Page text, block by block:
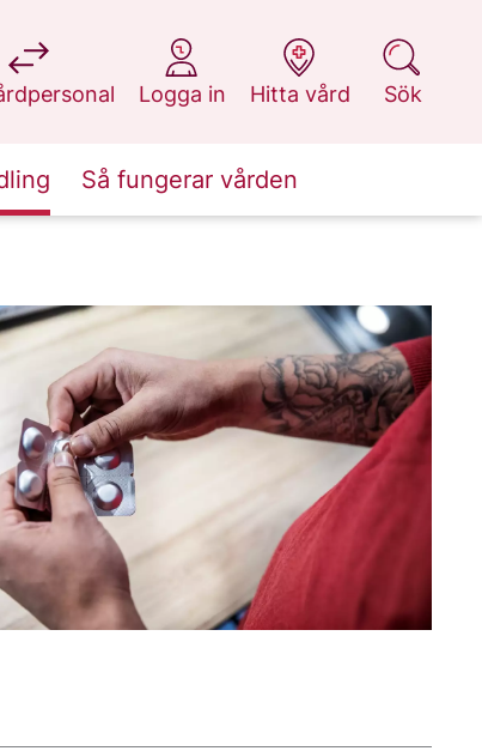
1177.se
Logga in
på 1177.se
Hitta vård
på 1177.se
Sök
på 1177.se
Så fungerar vården